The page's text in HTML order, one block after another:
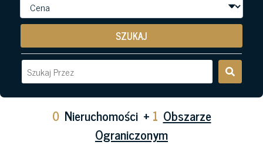
SZUKAJ
0 Nieruchomości + 1 Obszarze
Ograniczonym